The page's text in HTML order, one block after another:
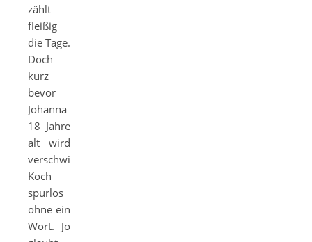
zählt
fleißig
die Tage.
Doch
kurz
bevor
Johanna
18 Jahre
alt wird
verschwindet
Koch
spurlos
ohne ein
Wort. Jo